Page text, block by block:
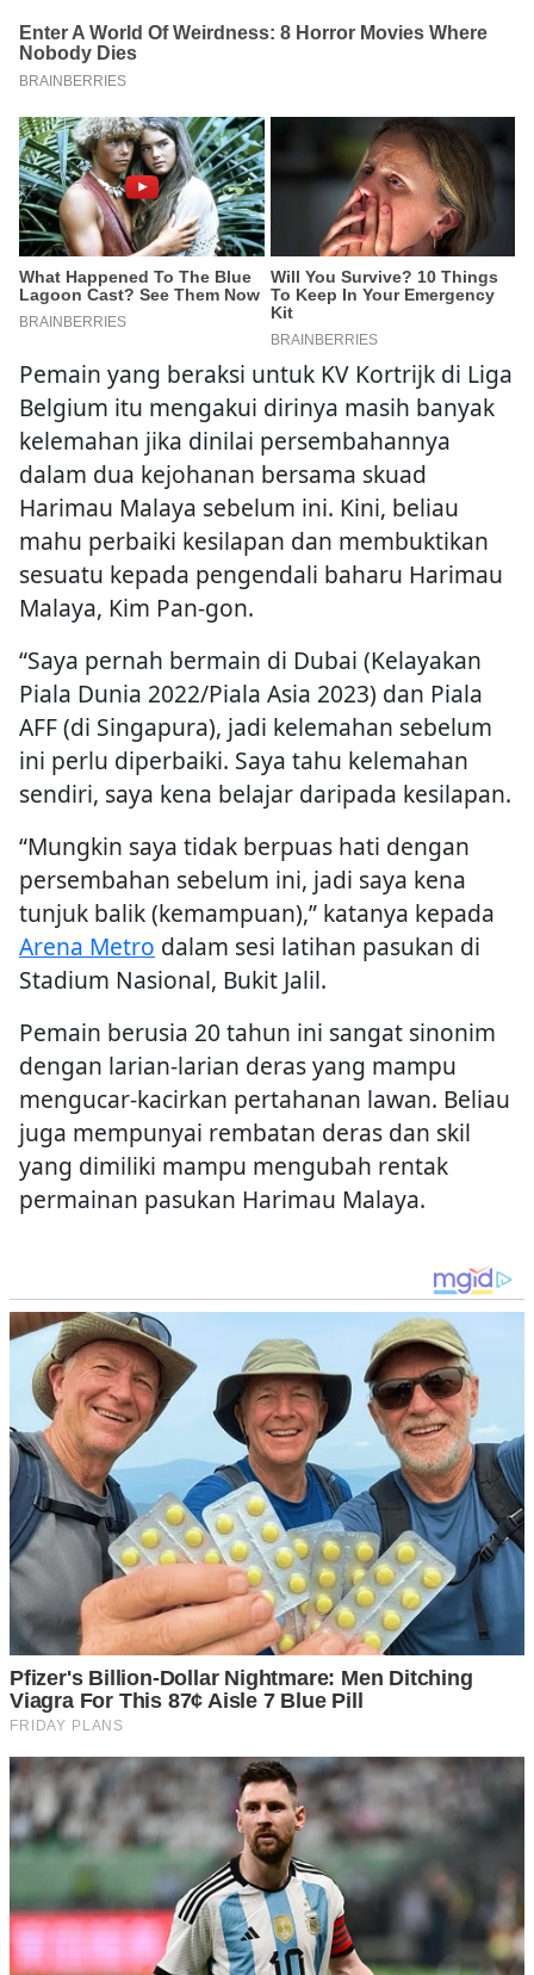
Pemain yang beraksi untuk KV Kortrijk di Liga
Belgium itu mengakui dirinya masih banyak
kelemahan jika dinilai persembahannya
dalam dua kejohanan bersama skuad
Harimau Malaya sebelum ini. Kini, beliau
mahu perbaiki kesilapan dan membuktikan
sesuatu kepada pengendali baharu Harimau
Malaya, Kim Pan-gon.
“Saya pernah bermain di Dubai (Kelayakan
Piala Dunia 2022/Piala Asia 2023) dan Piala
AFF (di Singapura), jadi kelemahan sebelum
ini perlu diperbaiki. Saya tahu kelemahan
sendiri, saya kena belajar daripada kesilapan.
“Mungkin saya tidak berpuas hati dengan
persembahan sebelum ini, jadi saya kena
tunjuk balik (kemampuan),” katanya kepada
Arena Metro dalam sesi latihan pasukan di
Stadium Nasional, Bukit Jalil.
Pemain berusia 20 tahun ini sangat sinonim
dengan larian-larian deras yang mampu
mengucar-kacirkan pertahanan lawan. Beliau
juga mempunyai rembatan deras dan skil
yang dimiliki mampu mengubah rentak
permainan pasukan Harimau Malaya.